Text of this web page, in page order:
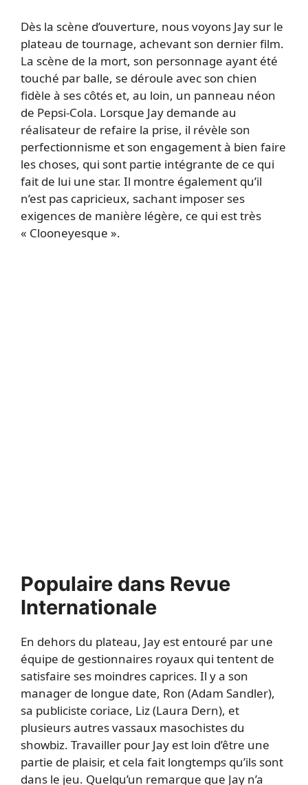
Dès la scène d’ouverture, nous voyons Jay sur le
plateau de tournage, achevant son dernier film.
La scène de la mort, son personnage ayant été
touché par balle, se déroule avec son chien
fidèle à ses côtés et, au loin, un panneau néon
de Pepsi-Cola. Lorsque Jay demande au
réalisateur de refaire la prise, il révèle son
perfectionnisme et son engagement à bien faire
les choses, qui sont partie intégrante de ce qui
fait de lui une star. Il montre également qu’il
n’est pas capricieux, sachant imposer ses
exigences de manière légère, ce qui est très
« Clooneyesque ».
Populaire dans Revue
Internationale
En dehors du plateau, Jay est entouré par une
équipe de gestionnaires royaux qui tentent de
satisfaire ses moindres caprices. Il y a son
manager de longue date, Ron (Adam Sandler),
sa publiciste coriace, Liz (Laura Dern), et
plusieurs autres vassaux masochistes du
showbiz. Travailler pour Jay est loin d’être une
partie de plaisir, et cela fait longtemps qu’ils sont
dans le jeu. Quelqu’un remarque que Jay n’a